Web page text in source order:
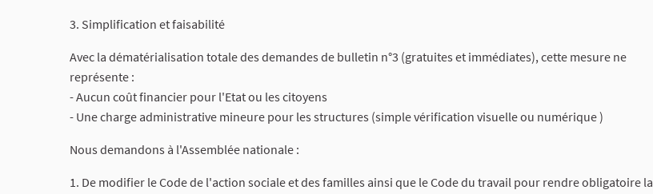
3. Simplification et faisabilité
Avec la dématérialisation totale des demandes de bulletin n°3 (gratuites et immédiates), cette mesure ne
représente :
- Aucun coût financier pour l'Etat ou les citoyens
- Une charge administrative mineure pour les structures (simple vérification visuelle ou numérique )
Nous demandons à l'Assemblée nationale :
1. De modifier le Code de l'action sociale et des familles ainsi que le Code du travail pour rendre obligatoire la